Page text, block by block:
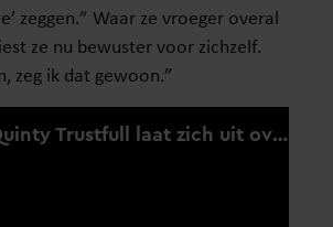
zeggen.” Waar ze vroeger overal
ze nu bewuster voor zichzelf.
zeg ik dat gewoon.”